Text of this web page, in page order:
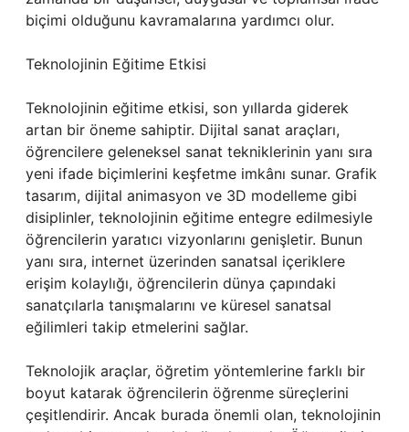
biçimi olduğunu kavramalarına yardımcı olur.
Teknolojinin Eğitime Etkisi
Teknolojinin eğitime etkisi, son yıllarda giderek
artan bir öneme sahiptir. Dijital sanat araçları,
öğrencilere geleneksel sanat tekniklerinin yanı sıra
yeni ifade biçimlerini keşfetme imkânı sunar. Grafik
tasarım, dijital animasyon ve 3D modelleme gibi
disiplinler, teknolojinin eğitime entegre edilmesiyle
öğrencilerin yaratıcı vizyonlarını genişletir. Bunun
yanı sıra, internet üzerinden sanatsal içeriklere
erişim kolaylığı, öğrencilerin dünya çapındaki
sanatçılarla tanışmalarını ve küresel sanatsal
eğilimleri takip etmelerini sağlar.
Teknolojik araçlar, öğretim yöntemlerine farklı bir
boyut katarak öğrencilerin öğrenme süreçlerini
çeşitlendirir. Ancak burada önemli olan, teknolojinin